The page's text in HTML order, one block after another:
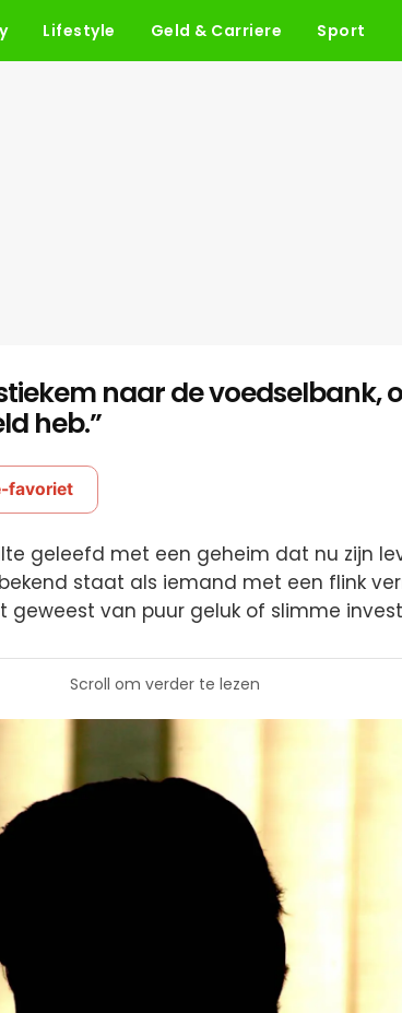
Lifestyle Geld & Carriere Sport
naar de voedselbank,
heb.”
favoriet
geleefd met een geheim dat nu zijn
staat als iemand met een flink
van puur geluk of slimme
Scroll om verder te lezen